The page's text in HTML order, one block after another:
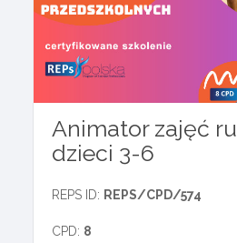
Animator zajęć
dzieci 3-6
REPS ID: REPS/CPD/574
CPD: 8